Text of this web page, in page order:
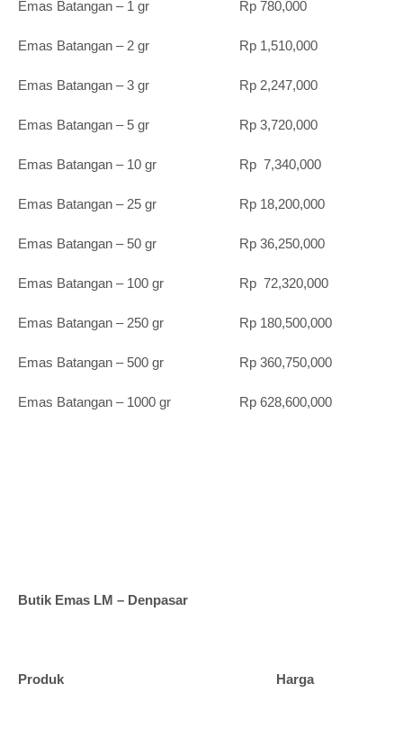
Emas Batangan – 1 gr Rp 780,000
Emas Batangan – 2 gr Rp 1,510,000
Emas Batangan – 3 gr Rp 2,247,000
Emas Batangan – 5 gr Rp 3,720,000
Emas Batangan – 10 gr Rp 7,340,000
Emas Batangan – 25 gr Rp 18,200,000
Emas Batangan – 50 gr Rp 36,250,000
Emas Batangan – 100 gr Rp 72,320,000
Emas Batangan – 250 gr Rp 180,500,000
Emas Batangan – 500 gr Rp 360,750,000
Emas Batangan – 1000 gr Rp 628,600,000
Butik Emas LM – Denpasar
Produk Harga